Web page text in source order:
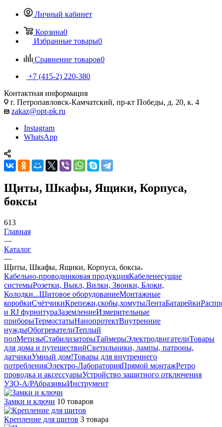
Личный кабинет
Корзина0
Избранные товары0
Сравнение товаров0
+7 (415-2) 220-380
Контактная информация
г. Петропавловск-Камчатский, пр-кт Победы, д. 20, к. 4
zakaz@opt-pk.ru
Instagram
WhatsApp
Щиты, Шкафы, Ящики, Корпуса,
боксы
613
Главная
—
Каталог
—
Щиты, Шкафы, Ящики, Корпуса, боксы
Кабельно-проводниковая продукцияКабеленесущие
системыРозетки, Выкл, Вилки, Звонки, Блоки,
Колодки...Щитовое оборудованиеМонтажные
коробкиСчётчикиКрепежи,скобы,хомутыЛентаБатарейки
и RJ фурнитураЗаземлениеИзмерительные
приборыТермостатыНанопротектВнутренние
нуждыОбогревателиТеплый
полМетизыСтабилизаторыТаймерыЭлектродвигателиТовары
для дома и путешествийСветильники, лампы, патроны,
датчикиУмный дом!Товары для внутреннего
потребленияЭлектро-ЛабораторияПрямой монтажРетро
проводка и аксессуарыУстройство защитного отключения
УЗО-А/РАбразивыИнструмент
Замки и ключи 10 товаров
Крепление для щитов 3 товара